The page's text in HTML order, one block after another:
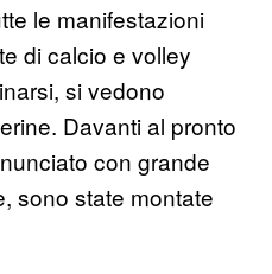
le manifestazioni
di calcio e volley
si vedono
Davanti al pronto
con grande
sono state montate